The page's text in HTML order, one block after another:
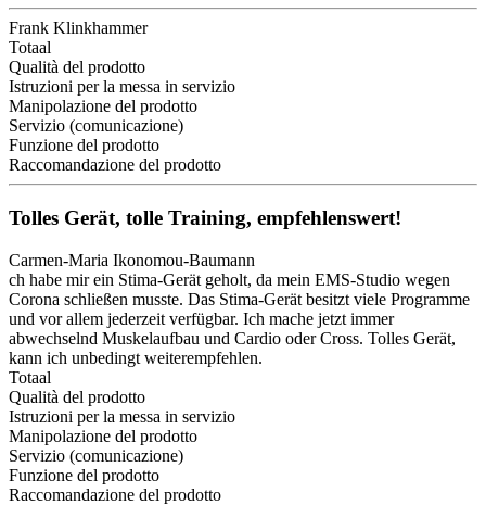
Frank Klinkhammer
Totaal
Qualità del prodotto
Istruzioni per la messa in servizio
Manipolazione del prodotto
Servizio (comunicazione)
Funzione del prodotto
Raccomandazione del prodotto
Tolles Gerät, tolle Training, empfehlenswert!
Carmen-Maria Ikonomou-Baumann
ch habe mir ein Stima-Gerät geholt, da mein EMS-Studio wegen
Corona schließen musste. Das Stima-Gerät besitzt viele Programme
und vor allem jederzeit verfügbar. Ich mache jetzt immer
abwechselnd Muskelaufbau und Cardio oder Cross. Tolles Gerät,
kann ich unbedingt weiterempfehlen.
Totaal
Qualità del prodotto
Istruzioni per la messa in servizio
Manipolazione del prodotto
Servizio (comunicazione)
Funzione del prodotto
Raccomandazione del prodotto